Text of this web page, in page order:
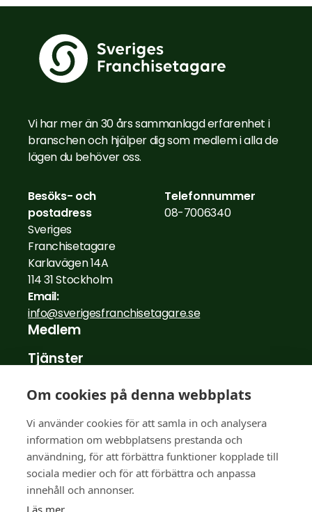
Om cookies på denna webbplats
Vi använder cookies för att samla in och analysera
information om webbplatsens prestanda och
användning, för att förbättra funktioner kopplade till
sociala medier och för att förbättra och anpassa
innehåll och annonser.
Läs mer
Vi har mer än 30 års sammanlagd erfarenhet i
branschen och hjälper dig som medlem i alla de
lägen du behöver oss.
Besöks- och
postadress
Sveriges
Franchisetagare
Karlavägen 14A
114 31 Stockholm
Email:
info@sverigesfranchisetagare.se
Telefonnummer
08-7006340
Medlem
Tjänster
Nyheter
Medlemsberättelser
För franchisegivare
FAQ
Om oss